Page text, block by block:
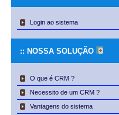
Login ao sistema
:: NOSSA SOLUÇÃO
O que é CRM ?
Necessito de um CRM ?
Vantagens do sistema